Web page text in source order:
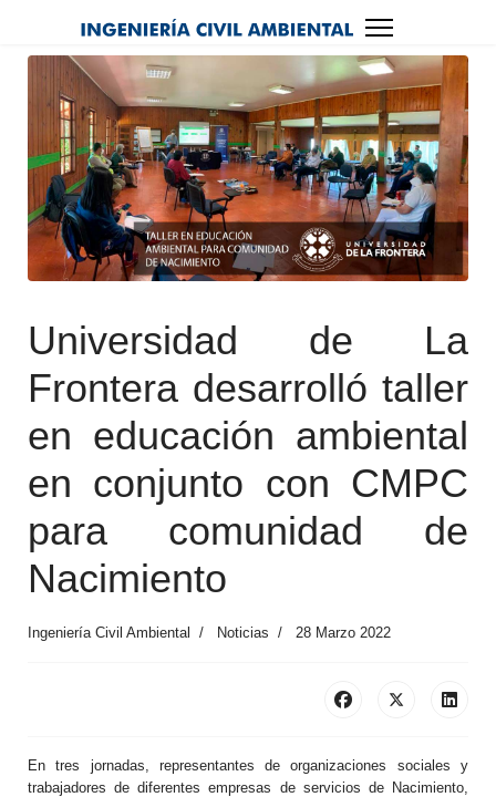
Universidad de La
Frontera desarrolló taller
en educación ambiental
en conjunto con CMPC
para comunidad de
Nacimiento
Ingeniería Civil Ambiental Noticias 28 Marzo 2022
En tres jornadas, representantes de organizaciones sociales y
trabajadores de diferentes empresas de servicios de Nacimiento,